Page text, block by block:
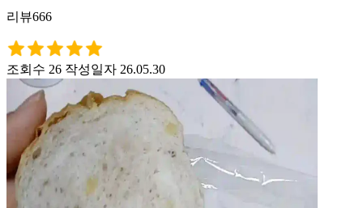
리뷰666
조회수 26 작성일자 26.05.30